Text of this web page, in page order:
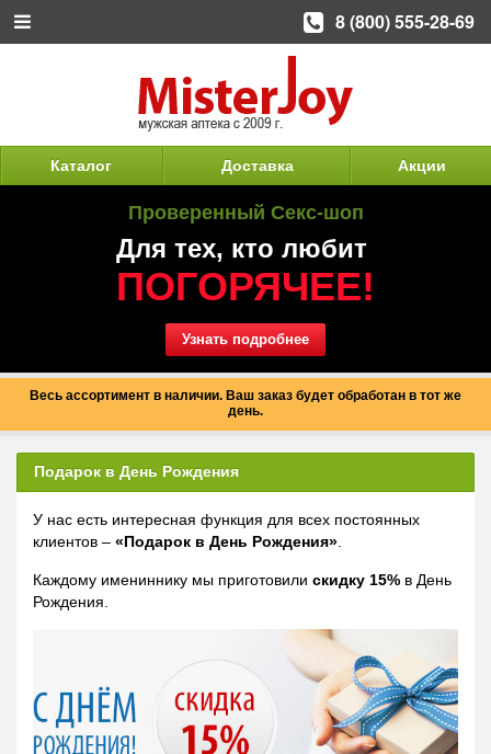
Каталог Доставка Акции
Проверенный Секс-шоп
Для тех, кто любит
ПОГОРЯЧЕЕ!
Узнать подробнее
Весь ассортимент в наличии. Ваш заказ будет обработан в тот же
день.
Подарок в День Рождения
У нас есть интересная функция для всех постоянных
клиентов – «Подарок в День Рождения»
Каждому имениннику мы приготовили скидку 15% в День
Рождения.
8 (800) 555-28-69